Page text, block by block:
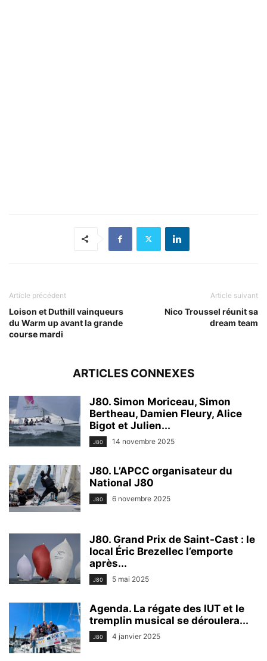
Article précédent
Loison et Duthill vainqueurs
du Warm up avant la grande
course mardi
Article suivant
Nico Troussel réunit sa
dream team
ARTICLES CONNEXES
J80. Simon Moriceau, Simon
Bertheau, Damien Fleury, Alice
Bigot et Julien...
J80 14 novembre 2025
J80. L’APCC organisateur du
National J80
J80 6 novembre 2025
J80. Grand Prix de Saint-Cast : le
local Éric Brezellec l’emporte
après...
J80 5 mai 2025
Agenda. La régate des IUT et le
tremplin musical se déroulera...
J80 4 janvier 2025